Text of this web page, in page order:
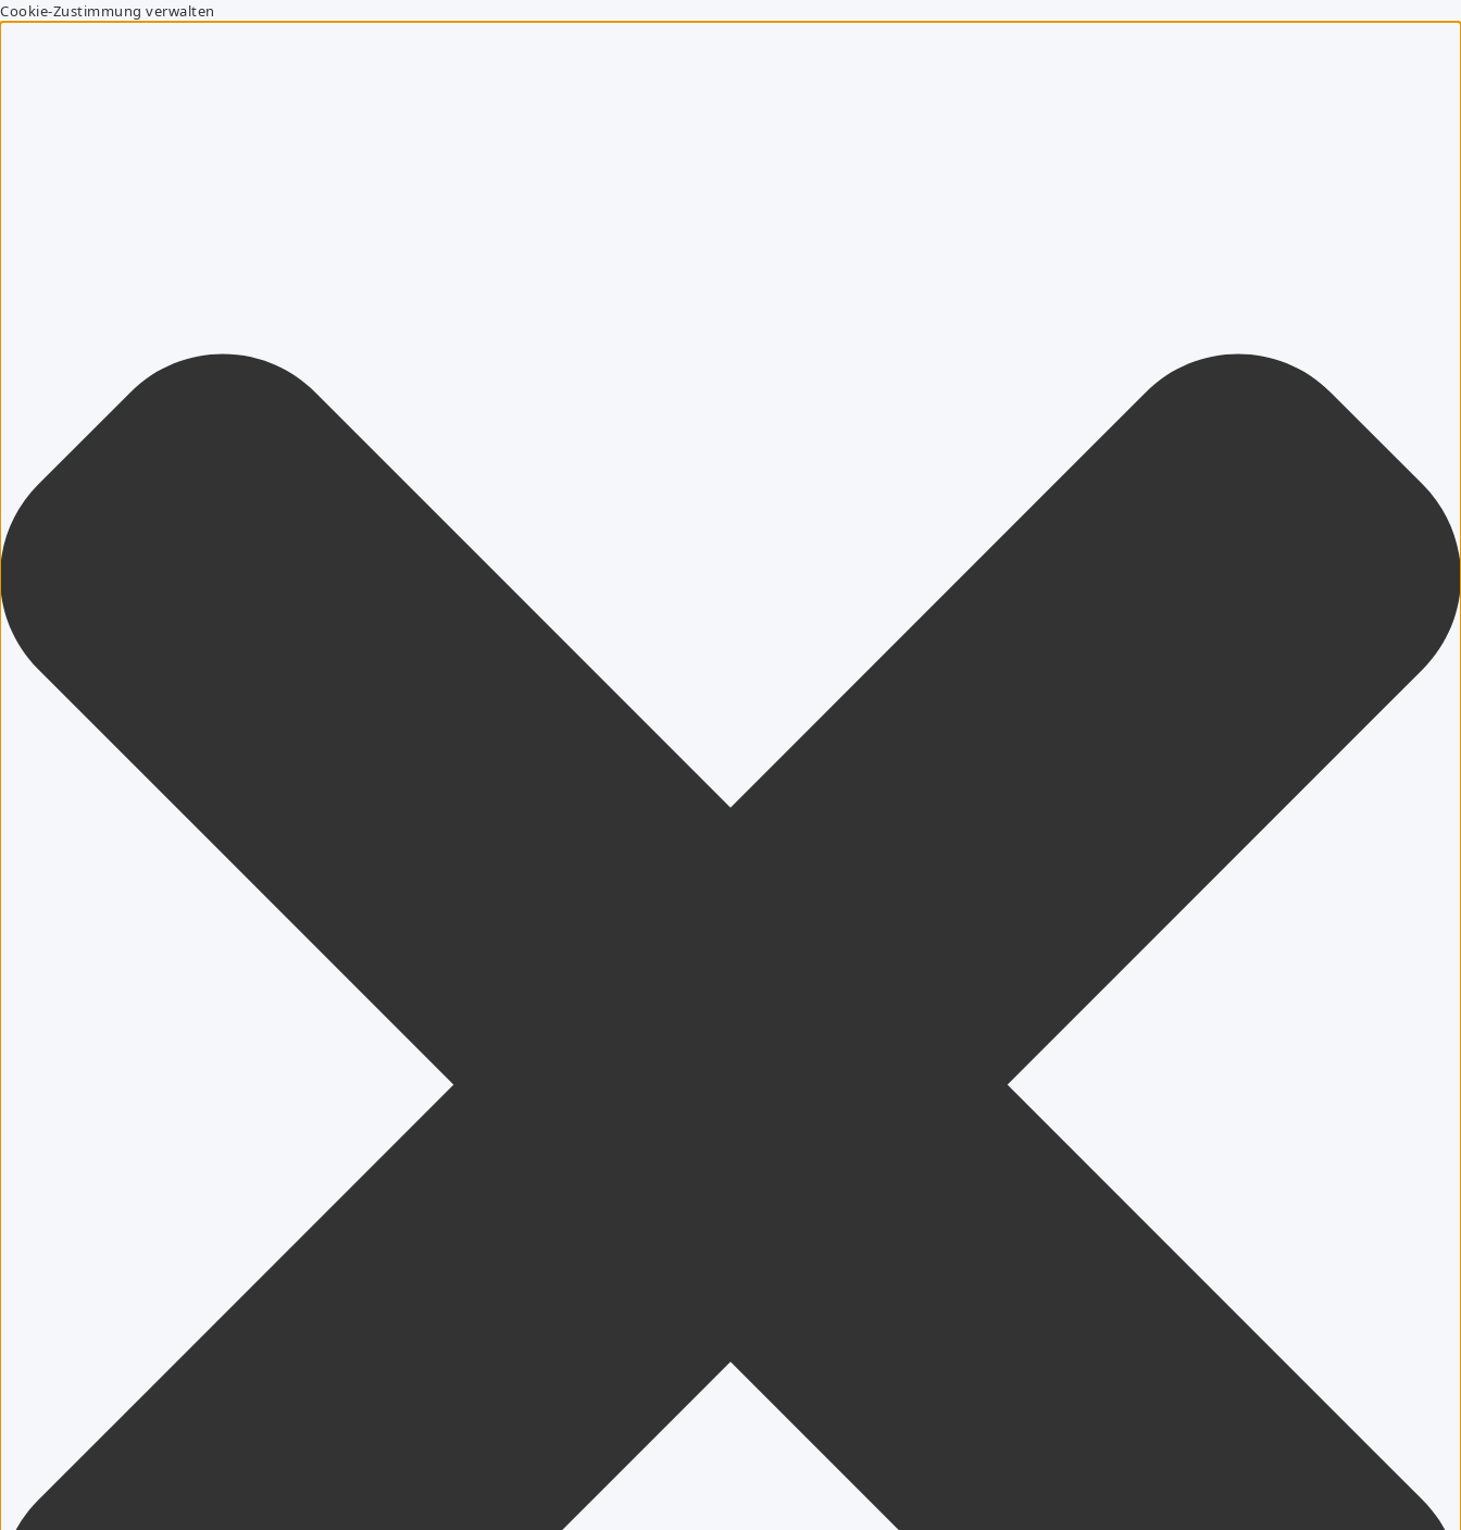
Cookie-Zustimmung verwalten